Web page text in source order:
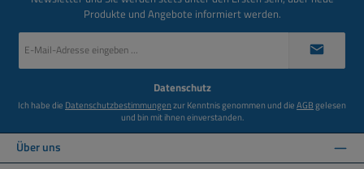
Produkte und Angebote informiert werden.
Mail-
Datenschutz
Ich habe die Datenschutzbestimmungenzur Kenntnis genommen und dieAGBgelesen
und bin mit ihnen einverstanden.
Über uns